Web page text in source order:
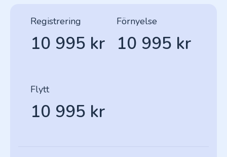
Registrering
10 995 kr
Förnyelse
10 995 kr
Flytt
10 995 kr